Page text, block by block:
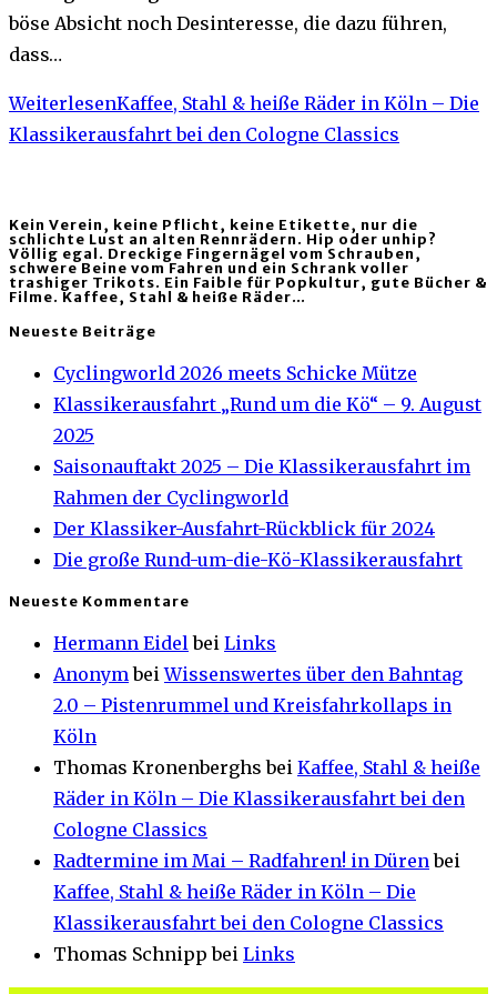
böse Absicht noch Desinteresse, die dazu führen,
dass…
WeiterlesenKaffee, Stahl & heiße Räder in Köln – Die
Klassikerausfahrt bei den Cologne Classics
Kein Verein, keine Pflicht, keine Etikette, nur die
schlichte Lust an alten Rennrädern. Hip oder unhip?
Völlig egal. Dreckige Fingernägel vom Schrauben,
schwere Beine vom Fahren und ein Schrank voller
trashiger Trikots. Ein Faible für Popkultur, gute Bücher &
Filme. Kaffee, Stahl & heiße Räder…
Neueste Beiträge
Cyclingworld 2026 meets Schicke Mütze
Klassikerausfahrt „Rund um die Kö“ – 9. August
2025
Saisonauftakt 2025 – Die Klassikerausfahrt im
Rahmen der Cyclingworld
Der Klassiker-Ausfahrt-Rückblick für 2024
Die große Rund-um-die-Kö-Klassikerausfahrt
Neueste Kommentare
Hermann Eidelbei Links
AnonymbeiWissenswertes über den Bahntag
2.0 – Pistenrummel und Kreisfahrkollaps in
Köln
Thomas Kronenberghs bei Kaffee, Stahl & heiße
Räder in Köln – Die Klassikerausfahrt bei den
Cologne Classics
Radtermine im Mai – Radfahren! in Dürenbei
Kaffee, Stahl & heiße Räder in Köln – Die
Klassikerausfahrt bei den Cologne Classics
Thomas Schnipp bei Links